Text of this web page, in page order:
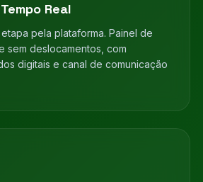
Real
pela plataforma. Painel de
sem deslocamentos, com
digitais e canal de comunicação